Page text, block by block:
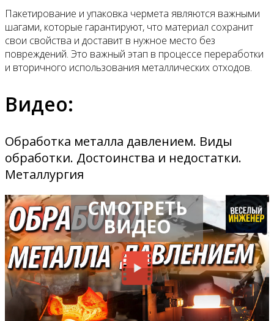
Пакетирование и упаковка чермета являются важными
шагами, которые гарантируют, что материал сохранит
свои свойства и доставит в нужное место без
повреждений. Это важный этап в процессе переработки
и вторичного использования металлических отходов.
Видео:
Обработка металла давлением. Виды
обработки. Достоинства и недостатки.
Металлургия
СМОТРЕТЬ
ВИДЕО